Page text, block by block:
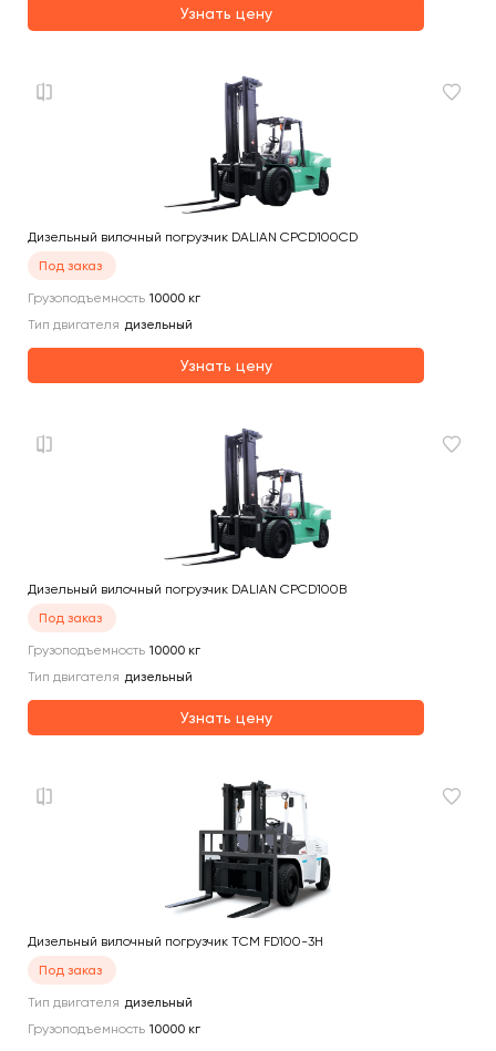
Узнать цену
Дизельный вилочный погрузчик DALIAN CPCD100CD
Под заказ
Грузоподъемность 10000 кг
Тип двигателя дизельный
Узнать цену
Дизельный вилочный погрузчик DALIAN CPCD100B
Под заказ
Грузоподъемность 10000 кг
Тип двигателя дизельный
Узнать цену
Дизельный вилочный погрузчик TCM FD100-3H
Под заказ
Тип двигателя дизельный
Грузоподъемность 10000 кг